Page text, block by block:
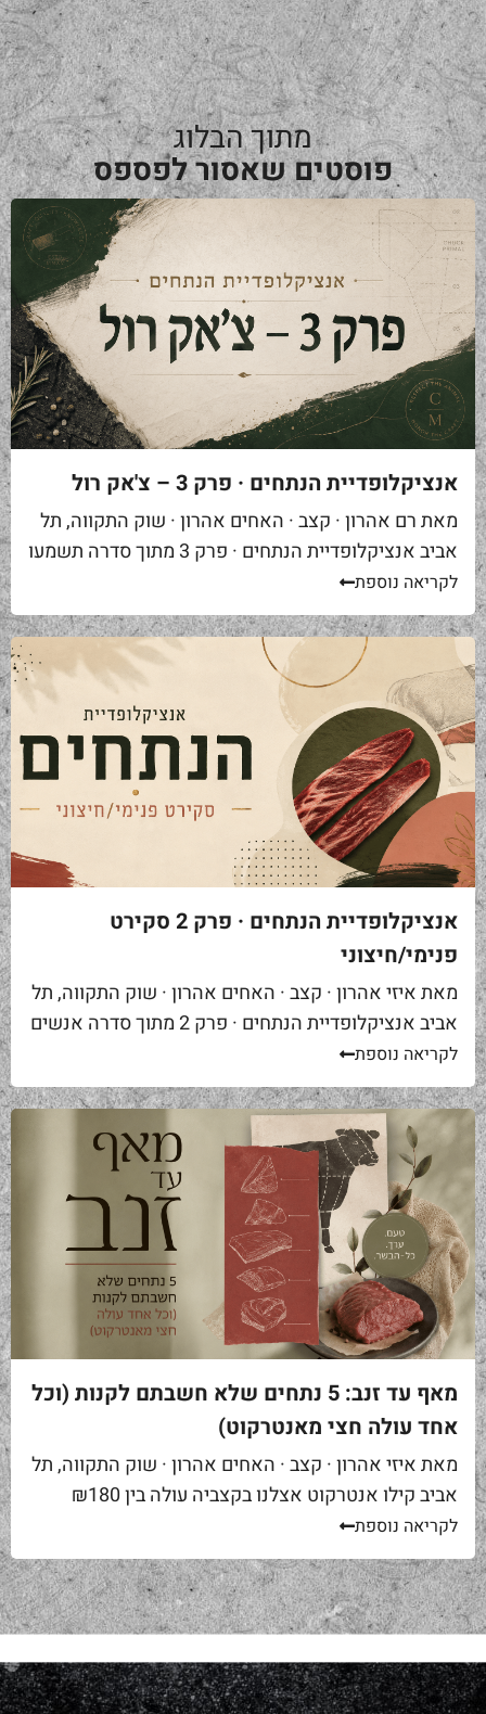
מתוך הבלוג
פוסטים שאסור לפספס
אנציקלופדיית הנתחים · פרק 3 – צ'אק רול
מאת רם אהרון · קצב · האחים אהרון · שוק התקווה, תל
אביב אנציקלופדיית הנתחים · פרק 3 מתוך סדרה תשמעו
סיפור. אתם באים לאחת ממסעדות הבשר הטובות...
לקריאה נוספת
אנציקלופדיית הנתחים · פרק 2 סקירט
פנימי/חיצוני
מאת איזי אהרון · קצב · האחים אהרון · שוק התקווה, תל
אביב אנציקלופדיית הנתחים · פרק 2 מתוך סדרה אנשים
באים אליי בקצביה ומבקשים "סקירט". שאלה ראשונה...
לקריאה נוספת
מאף עד זנב: 5 נתחים שלא חשבתם לקנות (וכל
אחד עולה חצי מאנטרקוט)
מאת איזי אהרון · קצב · האחים אהרון · שוק התקווה, תל
אביב קילו אנטרקוט אצלנו בקצביה עולה בין ₪180
ל-₪220. מחיר יפה – וגם מוצדק, כי זה...
לקריאה נוספת